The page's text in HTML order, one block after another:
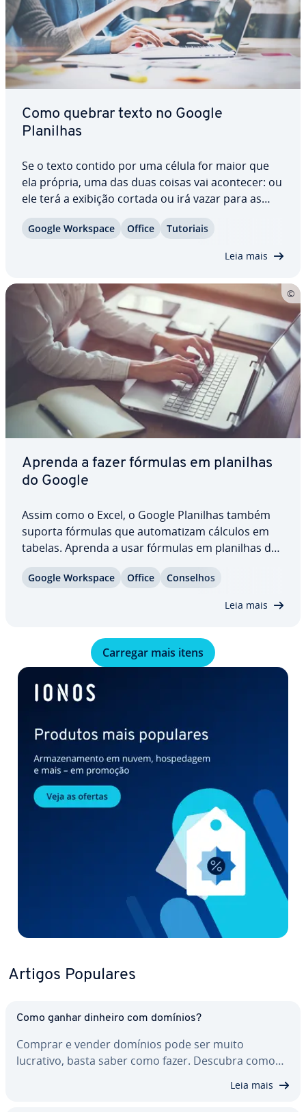
Como quebrar texto no Google
Planilhas
Se o texto contido por uma célula for maior que
ela própria, uma das duas coisas vai acontecer: ou
ele terá a exibição cortada ou irá vazar para as
células vizinhas. Em ambos os casos, o layout e a
leitura da sua planilha podem ficar pre­ju­di­ca­dos.
Google Workspace Office Tutoriais
Leia mais
Aprenda a fazer fórmulas em planilhas
do Google
Assim como o Excel, o Google Planilhas também
suporta fórmulas que au­to­ma­ti­zam cálculos em
tabelas. Aprenda a usar fórmulas em planilhas do
Google para executar operações ma­te­má­ti­cas
básicas e exibir re­sul­ta­dos no próprio documento.
Google Workspace Office Conselhos
Leia mais
Carregar mais itens
Artigos Populares
Como ganhar dinheiro com domínios?
Comprar e vender domínios pode ser muito
lucrativo, basta saber como fazer. Descubra como…
Leia mais